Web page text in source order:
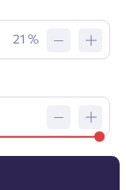
21 %
и мы вам